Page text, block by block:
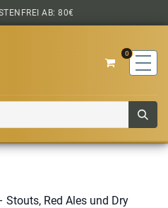
AB: 80€
0
Red Ales und Dry